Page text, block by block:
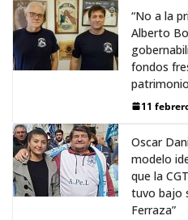
“No a la
Alberto
fondos
11
Oscar
modelo
que la
tuvo bajo
Ferraza”